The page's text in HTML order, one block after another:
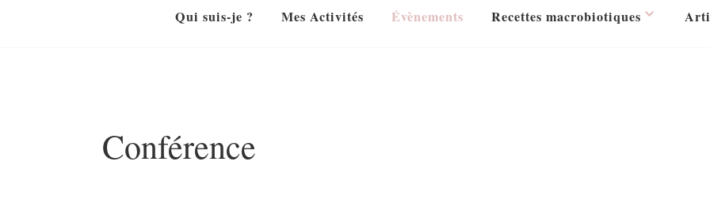
Qui suis-je ? Mes Activités Évènements Recettes macrobiotiques
Conférence